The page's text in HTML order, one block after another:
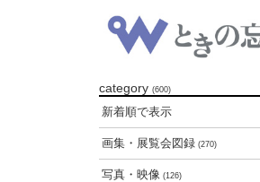
category (600)
新着順で表示
画集・展覧会図録 (270)
写真・映像 (126)